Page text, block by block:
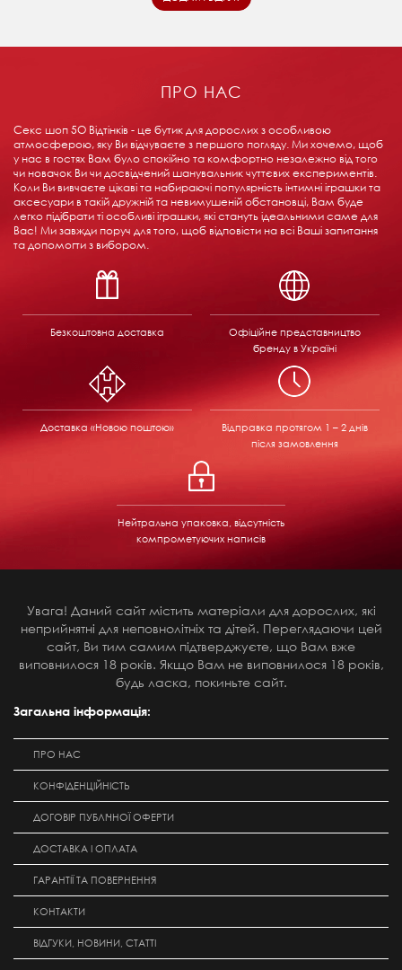
ПРО НАС
Секс шоп 5О Відтінків - це бутик для дорослих з особливою
атмосферою, яку Ви відчуваєте з першого погляду. Ми хочемо, щоб
у нас в гостях Вам було спокійно та комфортно незалежно від того
чи новачок Ви чи досвідчений шанувальник чуттєвих експериментів.
Коли Ви вивчаєте цікаві та набираючі популярність інтимні іграшки та
аксесуари в такій дружній та невимушеній обстановці, Вам буде
легко підібрати ті особливі іграшки, які стануть ідеальними саме для
Вас! Ми завжди поруч для того, щоб відповісти на всі Ваші запитання
та допомогти з вибором.
Безкоштовна доставка
Офіційне представництво
бренду в Україні
Доставка «Новою поштою» Відправка протягом 1 – 2 днів
після замовлення
Нейтральна упаковка, відсутність
компрометуючих написів
Увага! Даний сайт містить матеріали для дорослих, які
неприйнятні для неповнолітніх та дітей. Переглядаючи цей
сайт, Ви тим самим підтверджуєте, що Вам вже
виповнилося 18 років. Якщо Вам не виповнилося 18 років,
будь ласка, покиньте сайт.
Загальна інформація:
ПРО НАС
КОНФІДЕНЦІЙНІСТЬ
ДОГОВІР ПУБЛІЧНОЇ ОФЕРТИ
ДОСТАВКА І ОПЛАТА
ГАРАНТІЇ ТА ПОВЕРНЕННЯ
КОНТАКТИ
ВІДГУКИ, НОВИНИ, СТАТТІ